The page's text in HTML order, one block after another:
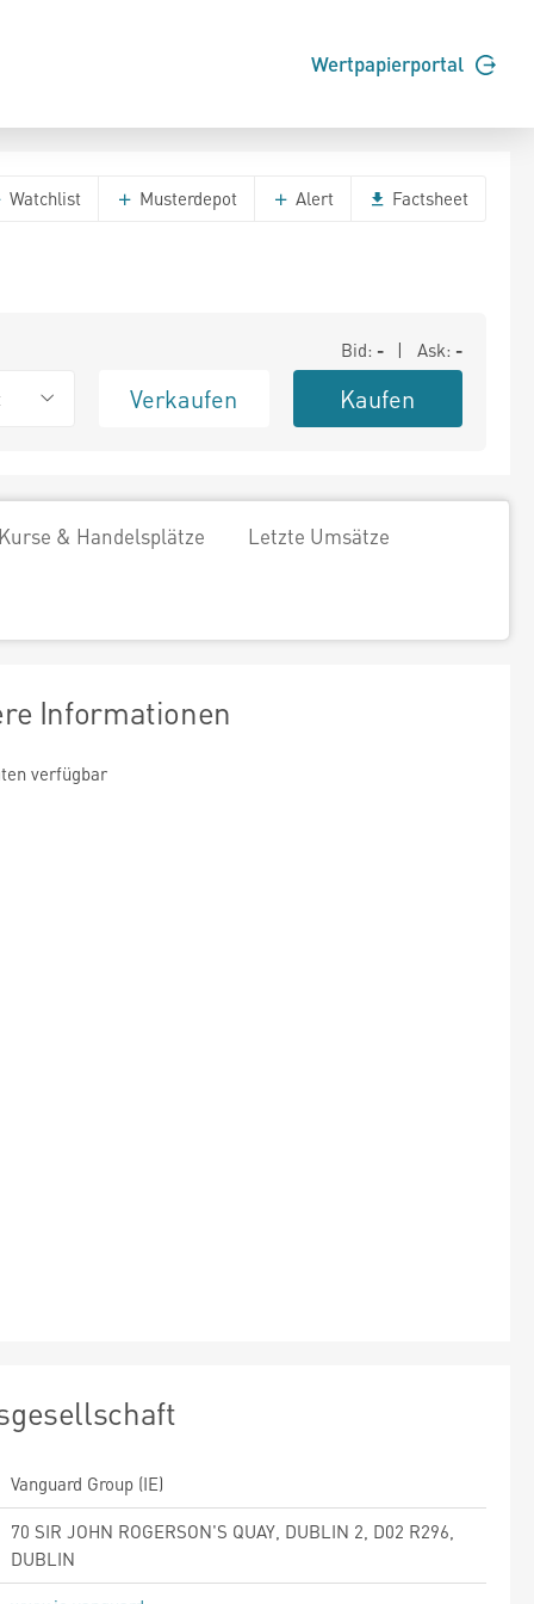
Wertpapierportal
Watchlist Musterdepot Alert Factsheet
Bid: - | Ask: -
Verkaufen Kaufen
Kurse & Handelsplätze Letzte Umsätze
Informationen
verfügbar
Vanguard Group (IE)
70 SIR JOHN ROGERSON'S QUAY, DUBLIN 2, D02 R296,
DUBLIN